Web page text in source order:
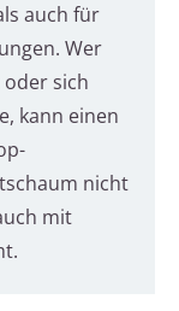
auch für
Wer
sich
kann einen
nicht
mit